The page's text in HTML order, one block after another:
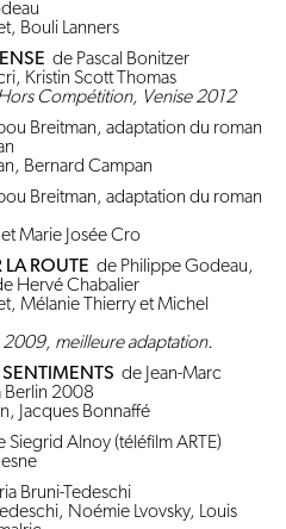
Bouli Lanners
de Pascal Bonitzer
Kristin Scott Thomas
Compétition, Venise 2012
Breitman, adaptation du roman
Bernard Campan
Breitman, adaptation du roman
Marie Josée Cro
LA ROUTE de Philippe Godeau,
Hervé Chabalier
Mélanie Thierry et Michel
2009, meilleure adaptation.
SENTIMENTS de Jean-Marc
Berlin 2008
Jacques Bonnaffé
Siegrid Alnoy (téléfilm ARTE)
Bruni-Tedeschi
Noémie Lvovsky, Louis